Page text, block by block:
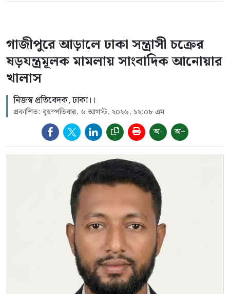
গাজীপুরে আড়ালে ঢাকা সন্ত্রাসী চক্রের
ষড়যন্ত্রমূলক মামলায় সাংবাদিক আনোয়ার
খালাস
নিজস্ব প্রতিবেদক, ঢাকা।।
প্রকাশিত: বৃহস্পতিবার, ৬ আগস্ট, ২০২৬, ১২:০৮ এম
অ- অ+